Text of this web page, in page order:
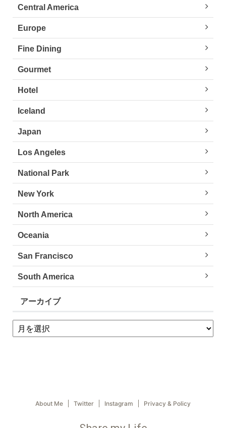
Central America
Europe
Fine Dining
Gourmet
Hotel
Iceland
Japan
Los Angeles
National Park
New York
North America
Oceania
San Francisco
South America
アーカイブ
About Me Twitter Instagram Privacy & Policy